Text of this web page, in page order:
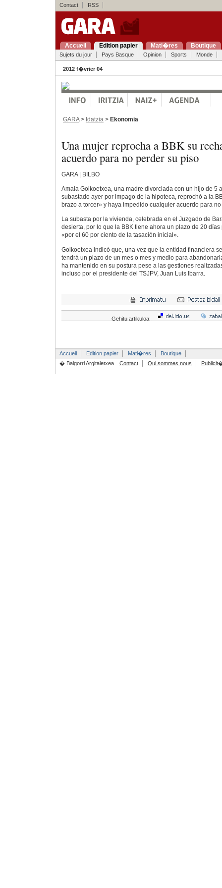
Contact RSS
Accueil Edition papier Mati�res Boutique
Sujets du jour Pays Basque Opinion Sports Monde
2012 f�vrier 04
GARA> Idatzia > Ekonomia
Una mujer reprocha a BBK su
acuerdo para no perder su piso
GARA | BILBO
Amaia Goikoetxea, una madre divorciada con un hijo de 5
subastado ayer por impago de la hipoteca, reprochó a la
brazo a torcer» y haya impedido cualquier acuerdo para
La subasta por la vivienda, celebrada en el Juzgado de
desierta, por lo que la BBK tiene ahora un plazo de 20
«por el 60 por ciento de la tasación inicial».
Goikoetxea indicó que, una vez que la entidad financiera
tendrá un plazo de un mes o mes y medio para
ha mantenido en su postura pese a las gestiones
incluso por el presidente del TSJPV, Juan Luis Ibarra.
Gehitu artikuloa:
Accueil Edition papier Mati�res
Boutique
� Baigorri Argitaletxea
Contact Qui sommes nous